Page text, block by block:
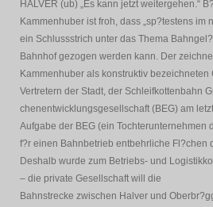
HALVER (ub) „Es kann jetzt weitergehen.“
Kammenhuber ist froh, dass „sp?testens im
ein Schlussstrich unter das Thema
Bahnhof gezogen werden kann. Der
Kammenhuber als konstruktiv bezeichneten
Vertretern der Stadt, der Schleifkottenbahn
chenentwicklungsgesellschaft (BEG) am
Aufgabe der BEG (ein Tochterunternehmen
f?r einen Bahnbetrieb entbehrliche Fl?chen
Deshalb wurde zum Betriebs- und
– die private Gesellschaft will die
Bahnstrecke zwischen Halver und